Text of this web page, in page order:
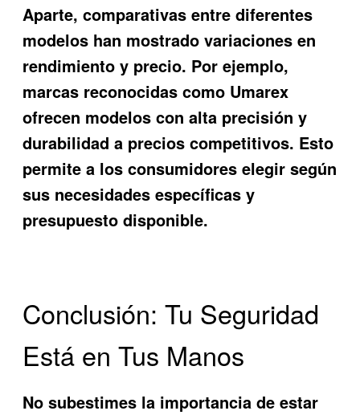
Aparte, comparativas entre diferentes
modelos han mostrado variaciones en
rendimiento y precio. Por ejemplo,
marcas reconocidas como Umarex
ofrecen modelos con alta precisión y
durabilidad a precios competitivos. Esto
permite a los consumidores elegir según
sus necesidades específicas y
presupuesto disponible.
Conclusión: Tu Seguridad
Está en Tus Manos
No subestimes la importancia de estar